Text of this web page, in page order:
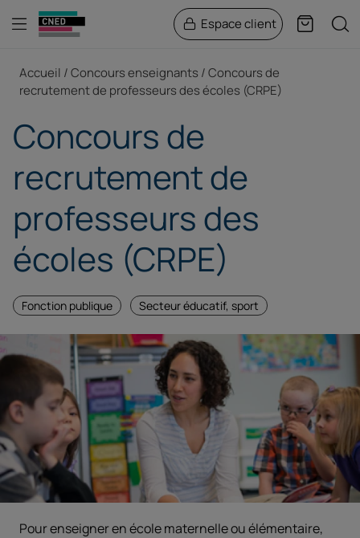
Menu Espace client Panier
Accueil Concours enseignants
Concours de
recrutement de professeurs des écoles (CRPE)
Concours de
recrutement de
professeurs des
écoles (CRPE)
Fonction publique Secteur éducatif, sport
Pour enseigner en école maternelle ou élémentaire,